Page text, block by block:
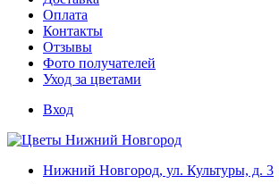
Оплата
Контакты
Отзывы
Фото получателей
Уход за цветами
Вход
Нижний Новгород, ул. Культуры, д. 3